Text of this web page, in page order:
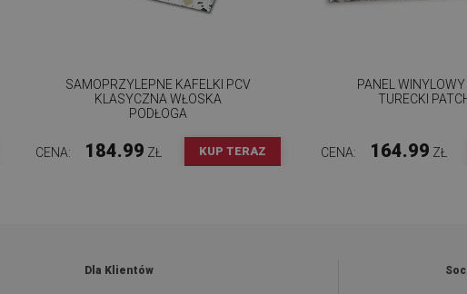
SAMOPRZYLEPNE KAFELKI PCV
KLASYCZNA WŁOSKA
PODŁOGA
CENA: 184.99 ZŁ KUP TERAZ
PANEL
TURECKI
CENA: 164.99 ZŁ
Dla Klientów